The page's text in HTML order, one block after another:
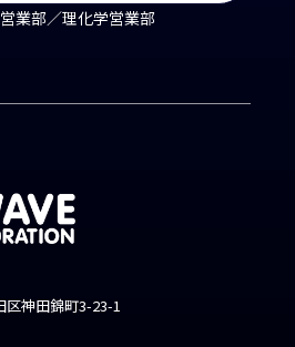
業部／理化学営業部
区神田錦町3-23-1